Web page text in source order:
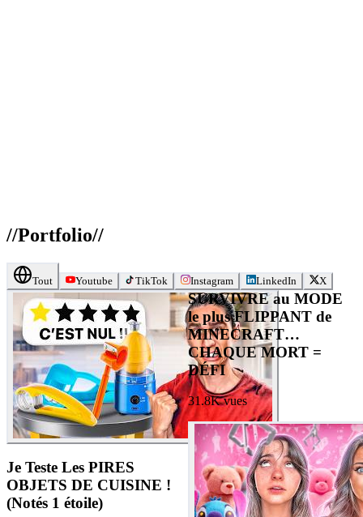
//Portfolio//
Tout Youtube TikTok Instagram LinkedIn X
Je Teste Les PIRES
OBJETS DE CUISINE !
(Notés 1 étoile)
SURVIVRE au MODE
le plus FLIPPANT de
MINECRAFT…
CHAQUE MORT =
DÉFI
31.8K vues